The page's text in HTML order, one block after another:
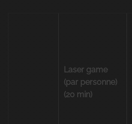
Laser game
(par personne)
(20 min)